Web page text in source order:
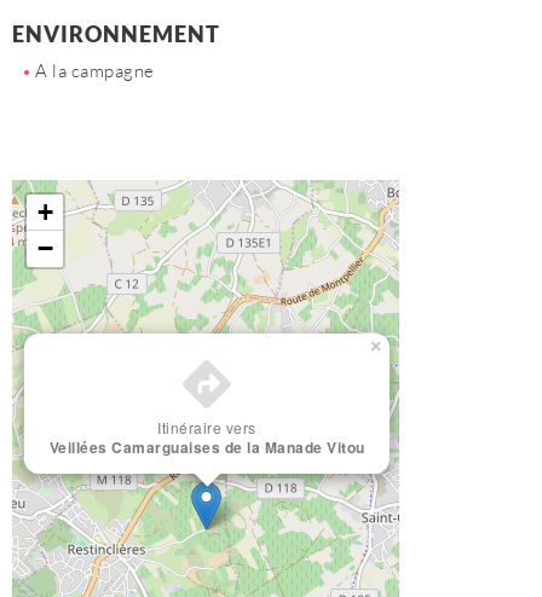
ENVIRONNEMENT
A la campagne
Itinéraire vers
Veillées Camarguaises de la Manade Vitou
×
+
−